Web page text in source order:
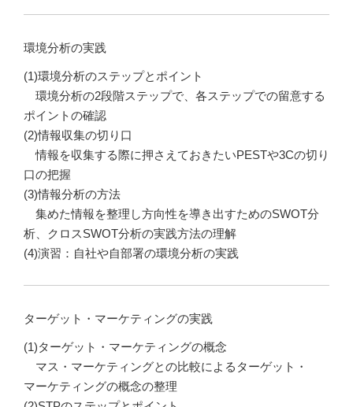
環境分析の実践
(1)環境分析のステップとポイント
環境分析の2段階ステップで、各ステップでの留意する
ポイントの確認
(2)情報収集の切り口
情報を収集する際に押さえておきたいPESTや3Cの切り
口の把握
(3)情報分析の方法
集めた情報を整理し方向性を導き出すためのSWOT分
析、クロスSWOT分析の実践方法の理解
(4)演習：自社や自部署の環境分析の実践
ターゲット・マーケティングの実践
(1)ターゲット・マーケティングの概念
マス・マーケティングとの比較によるターゲット・
マーケティングの概念の整理